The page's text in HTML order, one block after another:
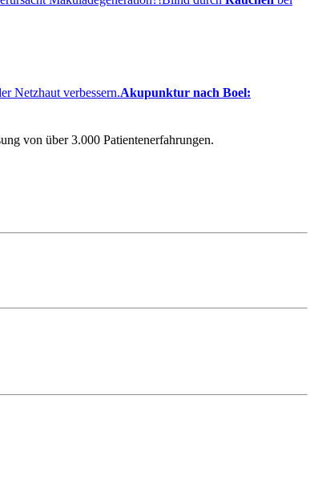
Netzhaut verbessern.Akupunktur nach Boel:
von über 3.000 Patientenerfahrungen.